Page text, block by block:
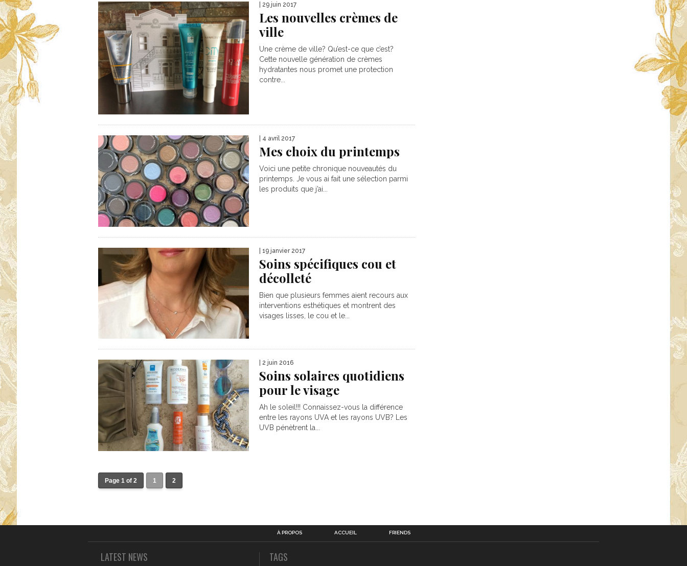
| 29 juin 2017
Les nouvelles crèmes de
ville
Une crème de ville? Qu’est-ce que c’est?
Cette nouvelle génération de crèmes
hydratantes nous promet une protection
contre...
| 4 avril 2017
Mes choix du printemps
Voici une petite chronique nouveautés du
printemps. Je vous ai fait une sélection parmi
les produits que j’ai...
| 19 janvier 2017
Soins spécifiques cou et
décolleté
Bien que plusieurs femmes aient recours aux
interventions esthétiques et montrent des
visages lisses, le cou et le...
| 2 juin 2016
Soins solaires quotidiens
pour le visage
Ah le soleil!!! Connaissez-vous la différence
entre les rayons UVA et les rayons UVB? Les
UVB pénètrent la...
Page 1 of 2 1 2
À PROPOS ACCUEIL FRIENDS
LATEST NEWS TAGS